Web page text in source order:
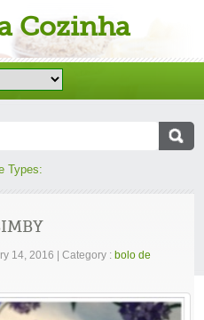
Cozinha
Types:
14, 2016 Category : bolo de